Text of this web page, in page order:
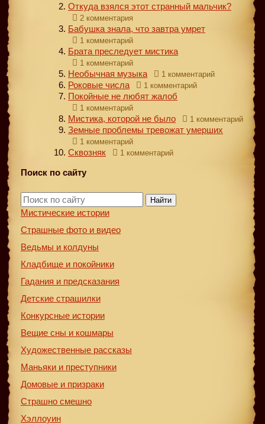
Откуда взялся этот странный мальчик?
2 комментария
Бабушка знала, что завтра умрет
1 комментарий
Брата преследует мистика
1 комментарий
Необычная музыка 1 комментарий
Роковые числа 1 комментарий
Покойные не любят жалоб
1 комментарий
Мистика, которой не было 1 комментарий
Земные проблемы тревожат умерших
1 комментарий
Сквозняк 1 комментарий
Поиск по сайту
Найти
Мистические истории
Страшные фото и видео
Ведьмы и колдуны
Кладбище и покойники
Гадания и предсказания
Детские страшилки
Конкурсные истории
Вещие сны и кошмары
Художественные рассказы
Маньяки и преступники
Домовые и призраки
Страшно смешно
Хэллоуин